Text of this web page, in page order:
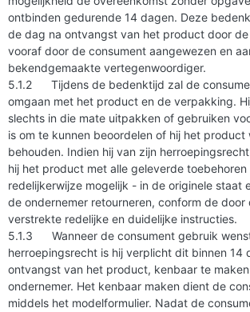
ontbinden gedurende 14 dagen. Deze
de dag na ontvangst van het product door
vooraf door de consument aangewezen en
bekendgemaakte vertegenwoordiger.
5.1.2 Tijdens de bedenktijd zal de
omgaan met het product en de verpakking.
slechts in die mate uitpakken of gebruiken
is om te kunnen beoordelen of hij het product
behouden. Indien hij van zijn
hij het product met alle geleverde toebehoren
redelijkerwijze mogelijk - in de originele staat
de ondernemer retourneren, conform de door
verstrekte redelijke en duidelijke instructies.
5.1.3 Wanneer de consument gebruik
herroepingsrecht is hij verplicht dit binnen 14
ontvangst van het product, kenbaar te
ondernemer. Het kenbaar maken dient de
middels het modelformulier. Nadat de